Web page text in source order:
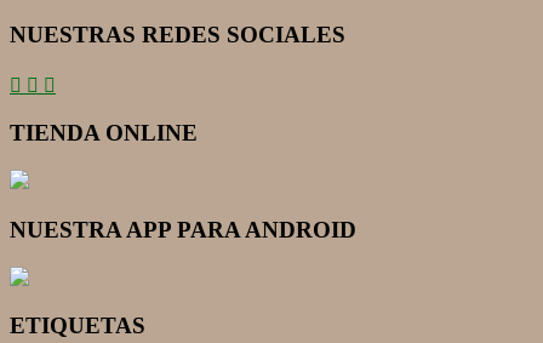
NUESTRAS REDES SOCIALES
TIENDA ONLINE
NUESTRA APP PARA ANDROID
ETIQUETAS